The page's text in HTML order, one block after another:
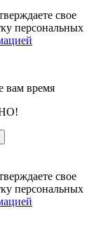
свое
персональных
вам время
свое
персональных